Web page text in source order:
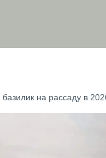
базилик на рассаду в